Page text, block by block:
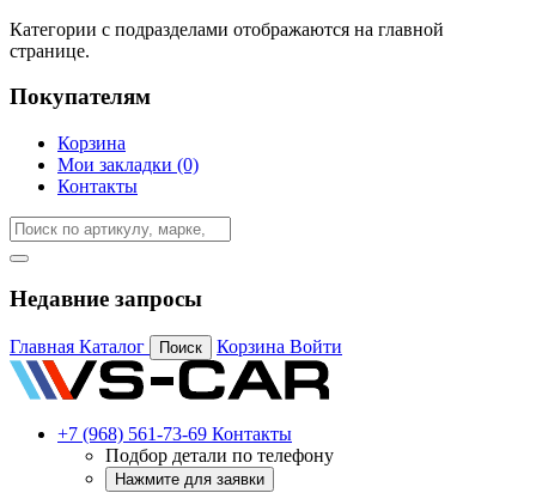
Категории с подразделами отображаются на главной
странице.
Покупателям
Корзина
Мои закладки (0)
Контакты
Недавние запросы
Главная Каталог Поиск Корзина Войти
+7 (968) 561-73-69 Контакты
Подбор детали по телефону
Нажмите для заявки